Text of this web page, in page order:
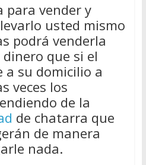
para vender y
usted mismo
podrá venderla
que si el
a su domicilio a
veces los
de la
de chatarra que
de manera
nada.